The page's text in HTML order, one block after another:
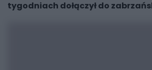
tygodniach dołączył do